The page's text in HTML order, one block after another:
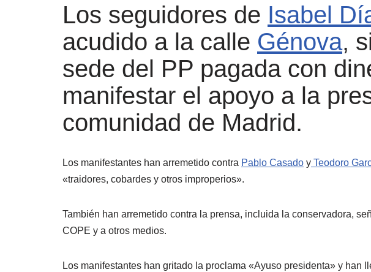
Los seguidores de Isabel
acudido a la calle Génova,
sede del PP pagada con
manifestar el apoyo a la
comunidad de Madrid.
Los manifestantes han arremetido contra Pablo Casado y Teodoro
«traidores, cobardes y otros improperios».
También han arremetido contra la prensa, incluida la conservadora,
COPE y a otros medios.
Los manifestantes han gritado la proclama «Ayuso presidenta» y han